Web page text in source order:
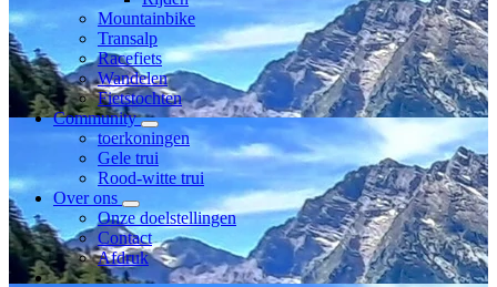
Mountainbike
Transalp
Racefiets
Wandelen
Fietstochten
Community
toerkoningen
Gele trui
Rood-witte trui
Over ons
Onze doelstellingen
Contact
Afdruk